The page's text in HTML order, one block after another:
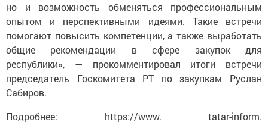
но и возможность обменяться профессиональным
опытом и перспективными идеями. Такие встречи
помогают повысить компетенции, а также выработать
общие рекомендации в сфере закупок для
республики», — прокомментировал итоги встречи
председатель Госкомитета РТ по закупкам Руслан
Сабиров.
Подробнее: https://www. tatar-inform.